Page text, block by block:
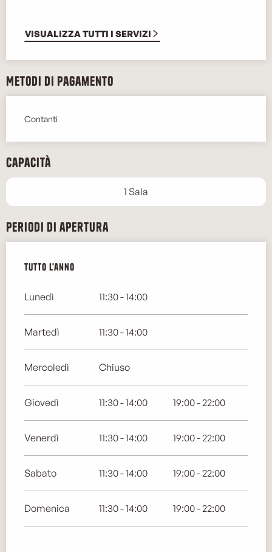
VISUALIZZA TUTTI I SERVIZI
Metodi di pagamento
Contanti
Capacità
1 Sala
Periodi di apertura
Tutto l'anno
Tutto l'anno
Lunedì 11:30 - 14:00
Martedì 11:30 - 14:00
Mercoledì Chiuso
Giovedì 11:30 - 14:00 19:00 - 22:00
Venerdì 11:30 - 14:00 19:00 - 22:00
Sabato 11:30 - 14:00 19:00 - 22:00
Domenica 11:30 - 14:00 19:00 - 22:00